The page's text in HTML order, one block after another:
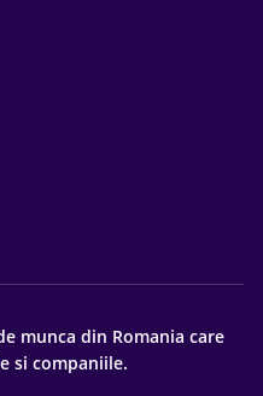
munca din Romania care
si companiile.